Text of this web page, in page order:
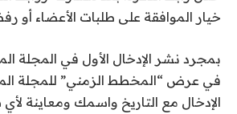
خيار الموافقة على طلبات الأعضاء أو
بمجرد نشر الإدخال الأول في المجلة
في عرض “المخطط الزمني” للمجلة
الإدخال مع التاريخ واسمك ومعاينة